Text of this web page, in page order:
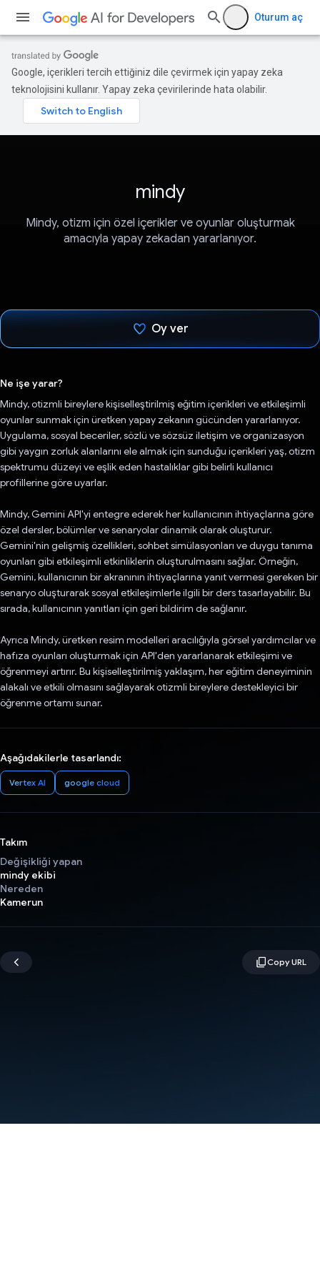
Oturum aç
Google, içerikleri tercih ettiğiniz dile çevirmek için yapay zeka
teknolojisini kullanır. Yapay zeka çevirilerinde hata olabilir.
mindy
Mindy, otizm için özel içerikler ve oyunlar oluşturmak
amacıyla yapay zekadan yararlanıyor.
Oy ver
Ne işe yarar?
Mindy, otizmli bireylere kişiselleştirilmiş eğitim içerikleri ve etkileşimli
oyunlar sunmak için üretken yapay zekanın gücünden yararlanıyor.
Uygulama, sosyal beceriler, sözlü ve sözsüz iletişim ve organizasyon
gibi yaygın zorluk alanlarını ele almak için sunduğu içerikleri yaş, otizm
spektrumu düzeyi ve eşlik eden hastalıklar gibi belirli kullanıcı
profillerine göre uyarlar.
Mindy, Gemini API'yi entegre ederek her kullanıcının ihtiyaçlarına göre
özel dersler, bölümler ve senaryolar dinamik olarak oluşturur.
Gemini'nin gelişmiş özellikleri, sohbet simülasyonları ve duygu tanıma
oyunları gibi etkileşimli etkinliklerin oluşturulmasını sağlar. Örneğin,
Gemini, kullanıcının bir akranının ihtiyaçlarına yanıt vermesi gereken bir
senaryo oluşturarak sosyal etkileşimlerle ilgili bir ders tasarlayabilir. Bu
sırada, kullanıcının yanıtları için geri bildirim de sağlanır.
Ayrıca Mindy, üretken resim modelleri aracılığıyla görsel yardımcılar ve
hafıza oyunları oluşturmak için API'den yararlanarak etkileşimi ve
öğrenmeyi artırır. Bu kişiselleştirilmiş yaklaşım, her eğitim deneyiminin
alakalı ve etkili olmasını sağlayarak otizmli bireylere destekleyici bir
öğrenme ortamı sunar.
Aşağıdakilerle tasarlandı:
Vertex AI google cloud
Takım
Değişikliği yapan
mindy ekibi
Nereden
Kamerun